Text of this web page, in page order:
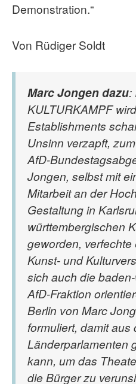
Demonstration.“
Von Rüdiger Soldt
Marc Jongen dazu:
KULTURKAMPF
Establishments
Unsinn verzapft,
AfD-
Jongen, selbst mit
Mitarbeit an der
Gestaltung in
württembergischen
geworden, verfechte
Kunst- und
sich auch die
AfD-Fraktion
Berlin von Marc
formuliert, damit aus
Länderparlamenten
kann, um das
die Bürger zu